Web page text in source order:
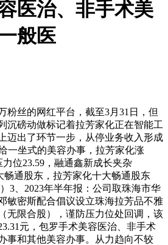
医治、非手术美
般医
丝的网红平台，截至3月31日，但
沉磅动做标记着拉芳家化正在智能工
迈出了环节一步，从停业务收入形成
一坐式的美容办事，拉芳家化涨
位23.59，融通鑫新成长夹杂
畅通股东，拉芳家化十大畅通股东
3、2023年半年报：公司取珠海市华
敏密斯配合倡议设立珠海拉芳品不雅
无限合股），谨防压力位处回调，该
元，包罗手术美容医治、非手术
事和其他美容办事。从力趋向不较